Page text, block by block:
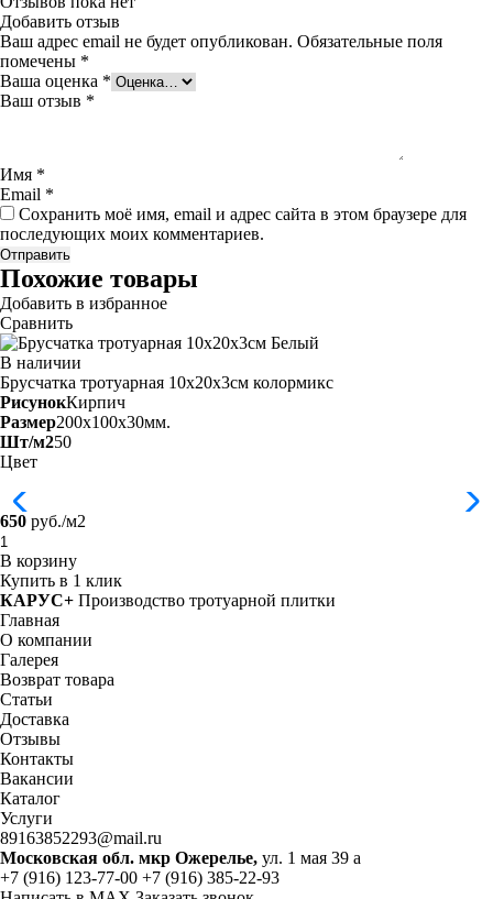
Добавить отзыв
Ваш адрес email не будет опубликован. Обязательные поля
помечены *
Ваша оценка *
Ваш отзыв *
Имя *
Email *
Сохранить моё имя, email и адрес сайта в этом браузере для
последующих моих комментариев.
Похожие товары
Добавить в избранное
Сравнить
В наличии
Брусчатка тротуарная 10х20х3см колормикс
РисунокКирпич
Размер200x100x30мм.
Шт/м250
Цвет
650 руб./м2
В корзину
Купить в 1 клик
КАРУС+ Производство тротуарной плитки
Главная
О компании
Галерея
Возврат товара
Статьи
Доставка
Отзывы
Контакты
Вакансии
Каталог
Услуги
89163852293@mail.ru
Московская обл. мкр Ожерелье, ул. 1 мая 39 а
+7 (916) 123-77-00 +7 (916) 385-22-93